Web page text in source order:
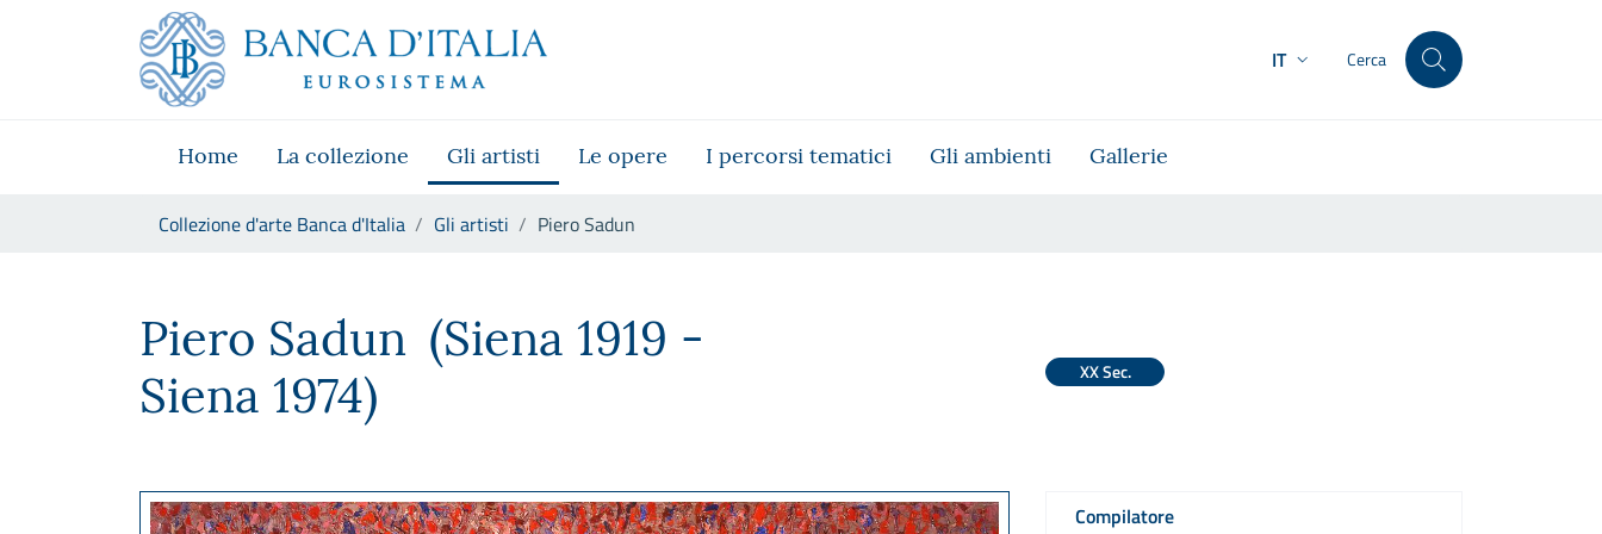
Skip to Main Content
Vai al sito istituzionale
Vai al menu di navigazione
Vai alla ricerca
Vai ai contenuti
IT Cerca
Home La collezione Gli artisti Le opere I percorsi tematici Gli ambienti Gallerie
Collezione d'arte Banca d'Italia Gli artisti Piero Sadun
Piero Sadun (Siena 1919 -
Siena 1974)
XX Sec.
Compilatore